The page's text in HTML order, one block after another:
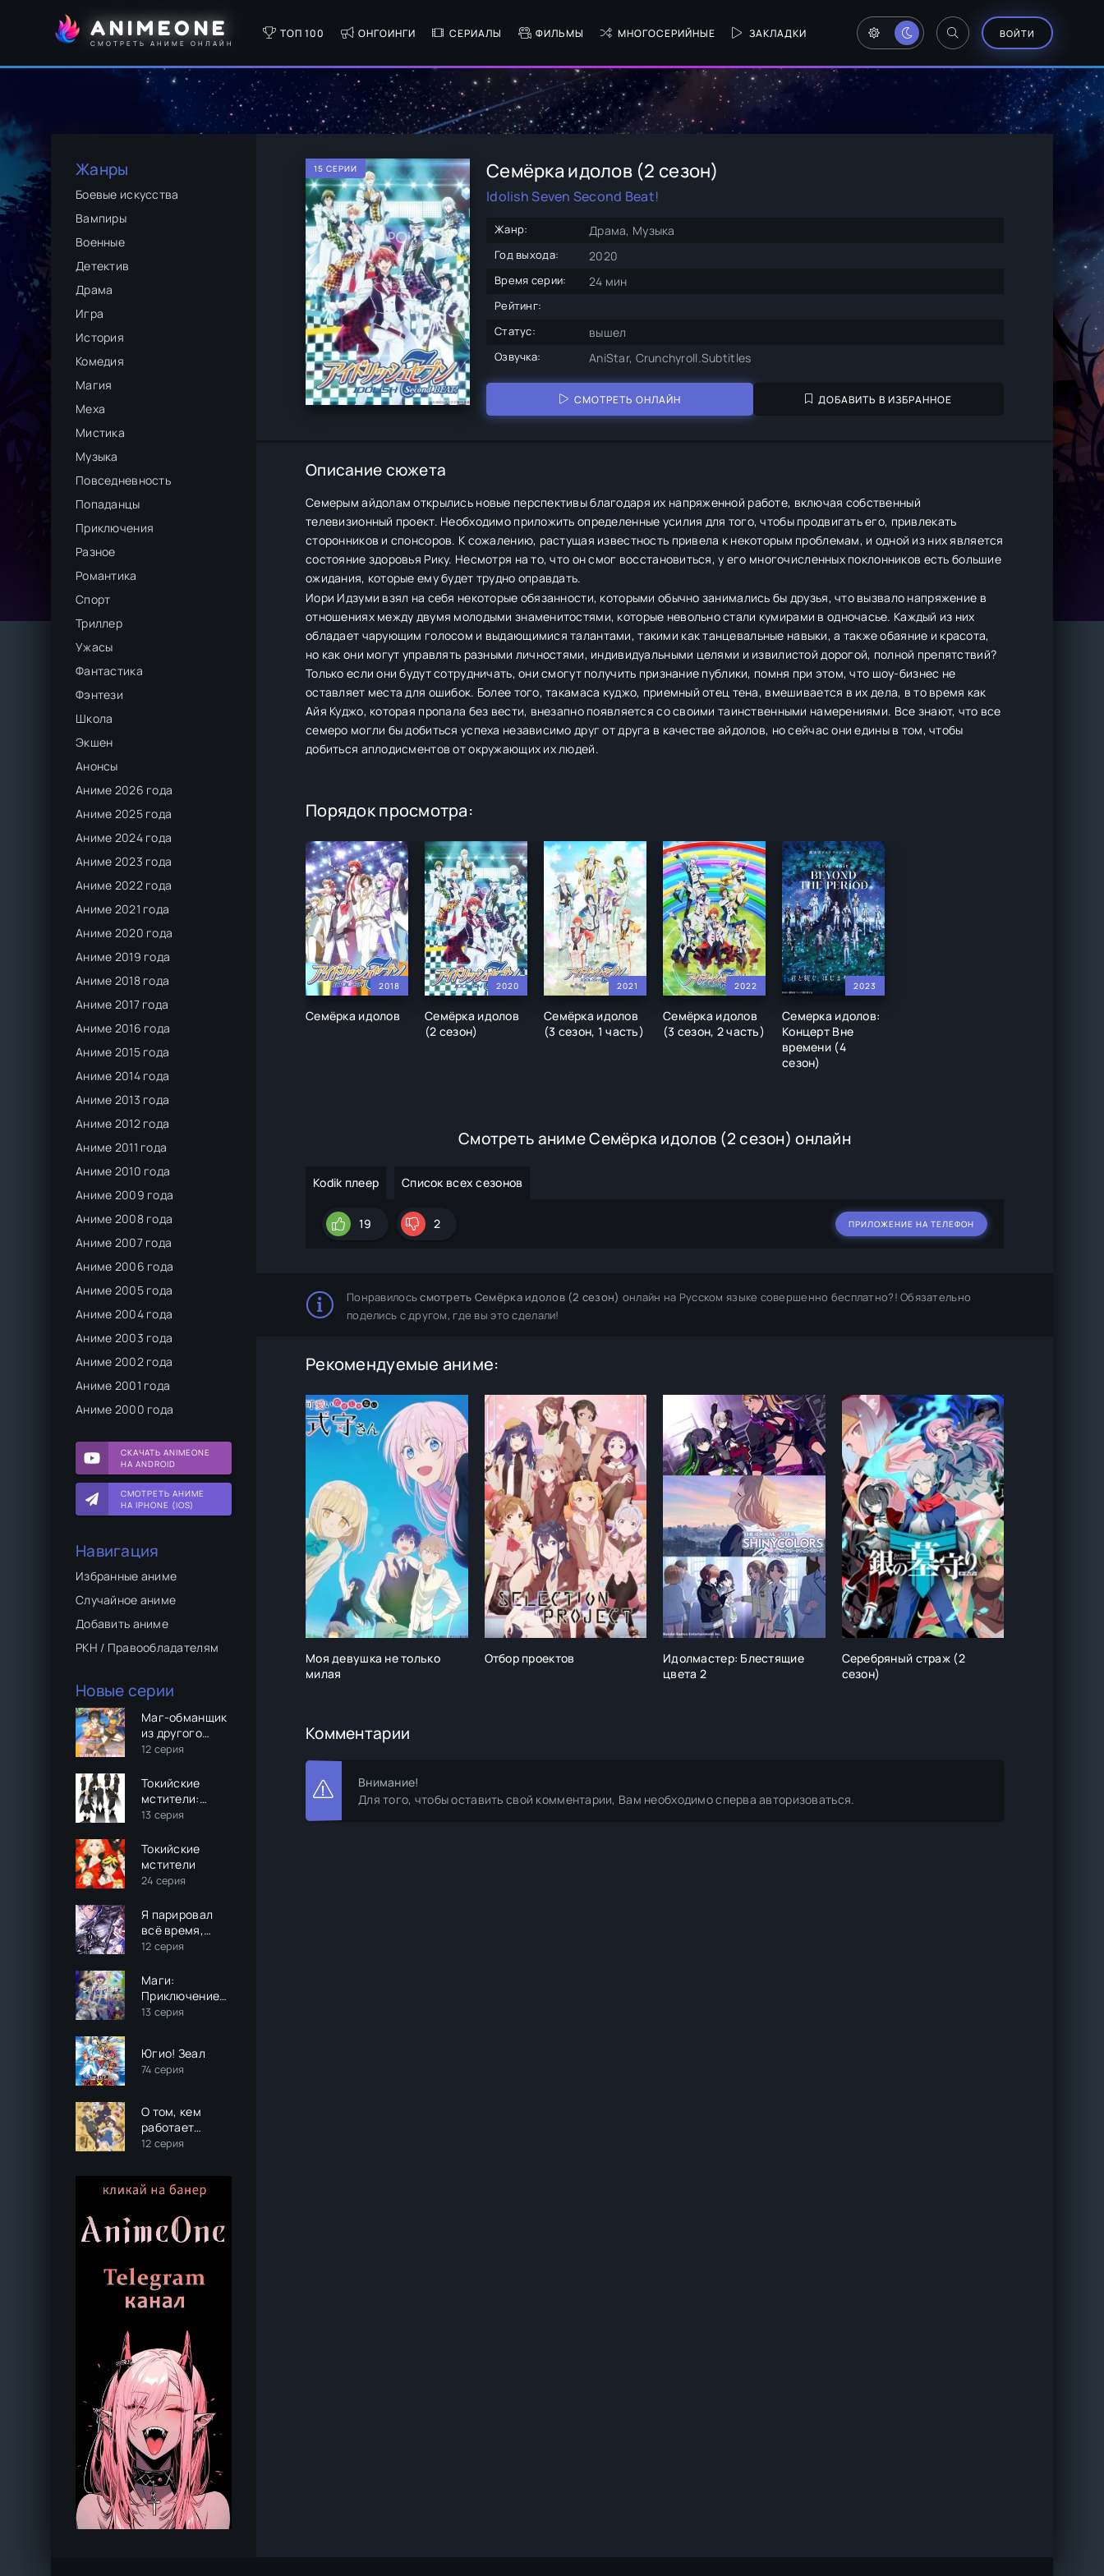
ANIMEONE
СМОТРЕТЬ АНИМЕ ОНЛАЙН
ТОП 100 ОНГОИНГИ СЕРИАЛЫ ФИЛЬМЫ МНОГОСЕРИЙНЫЕ ЗАКЛАДКИ ВОЙТИ
Жанры
Боевые искусства
Вампиры
Военные
Детектив
Драма
Игра
История
Комедия
Магия
Меха
Мистика
Музыка
Повседневность
Попаданцы
Приключения
Разное
Романтика
Спорт
Триллер
Ужасы
Фантастика
Фэнтези
Школа
Экшен
Анонсы
Аниме 2026 года
Аниме 2025 года
Аниме 2024 года
Аниме 2023 года
Аниме 2022 года
Аниме 2021 года
Аниме 2020 года
Аниме 2019 года
Аниме 2018 года
Аниме 2017 года
Аниме 2016 года
Аниме 2015 года
Аниме 2014 года
Аниме 2013 года
Аниме 2012 года
Аниме 2011 года
Аниме 2010 года
Аниме 2009 года
Аниме 2008 года
Аниме 2007 года
Аниме 2006 года
Аниме 2005 года
Аниме 2004 года
Аниме 2003 года
Аниме 2002 года
Аниме 2001 года
Аниме 2000 года
СКАЧАТЬ ANIMEONE
НА ANDROID
СМОТРЕТЬ АНИМЕ
НА IPHONE (IOS)
Навигация
Избранные аниме
Случайное аниме
Добавить аниме
РКН / Правообладателям
Новые серии
Маг-обманщик
из другого
мира
12 серия
Токийские
мстители:
Рождественская
13 серия
Токийские
мстители
24 серия
Я парировал
всё время,
чтобы стать
авантюристом
12 серия
Маги:
Приключение
Синдбада (3
13 серия
Югио! Зеал
74 серия
О том, кем
работает
король
12 серия
15 СЕРИИ Семёрка идолов (2 сезон)
Idolish Seven Second Beat!
Жанр: Драма, Музыка
Год выхода: 2020
Время серии: 24 мин
Рейтинг:
Статус:
вышел
Озвучка: AniStar, Crunchyroll.Subtitles
СМОТРЕТЬ ОНЛАЙН ДОБАВИТЬ В ИЗБРАННОЕ
Описание сюжета
Семерым айдолам открылись новые перспективы благодаря их напряженной работе, включая собственный
телевизионный проект. Необходимо приложить определенные усилия для того, чтобы продвигать его, привлекать
сторонников и спонсоров. К сожалению, растущая известность привела к некоторым проблемам, и одной из них является
состояние здоровья Рику. Несмотря на то, что он смог восстановиться, у его многочисленных поклонников есть большие
ожидания, которые ему будет трудно оправдать.
Иори Идзуми взял на себя некоторые обязанности, которыми обычно занимались бы друзья, что вызвало напряжение в
отношениях между двумя молодыми знаменитостями, которые невольно стали кумирами в одночасье. Каждый из них
обладает чарующим голосом и выдающимися талантами, такими как танцевальные навыки, а также обаяние и красота,
но как они могут управлять разными личностями, индивидуальными целями и извилистой дорогой, полной препятствий?
Только если они будут сотрудничать, они смогут получить признание публики, помня при этом, что шоу-бизнес не
оставляет места для ошибок. Более того, такамаса куджо, приемный отец тена, вмешивается в их дела, в то время как
Айя Куджо, которая пропала без вести, внезапно появляется со своими таинственными намерениями. Все знают, что все
семеро могли бы добиться успеха независимо друг от друга в качестве айдолов, но сейчас они едины в том, чтобы
добиться аплодисментов от окружающих их людей.
Порядок просмотра:
2018
Семёрка идолов
2020
Семёрка идолов
(2 сезон)
2021
Семёрка идолов
(3 сезон, 1 часть)
2022
Семёрка идолов
(3 сезон, 2 часть)
2023
Семерка идолов:
Концерт Вне
времени (4
сезон)
Смотреть аниме Семёрка идолов (2 сезон) онлайн
Kodik плеер Список всех сезонов
19 2 ПРИЛОЖЕНИЕ НА ТЕЛЕФОН
Понравилосьсмотреть Семёрка идолов (2 сезон) онлайн на Русском языке совершенно бесплатно?! Обязательно
поделись с другом, где вы это сделали!
Рекомендуемые аниме:
Моя девушка не только
милая
Отбор проектов
Идолмастер: Блестящие
цвета 2
Серебряный страж (2
сезон)
Комментарии
Внимание!
Для того, чтобы оставить свой комментарии, Вам необходимо сперва авторизоваться.